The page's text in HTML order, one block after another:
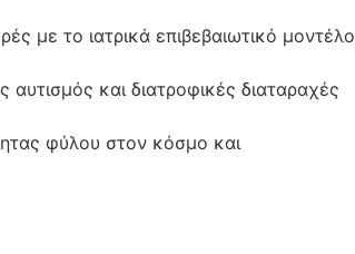
με το ιατρικά επιβεβαιωτικό μοντέλο
και διατροφικές διαταραχές
φύλου στον κόσμο και